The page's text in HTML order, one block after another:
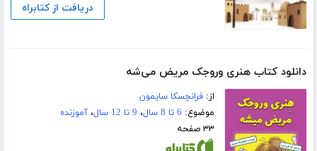
دریافت از کتابراه
دانلود کتاب هنری وروجک مریض می‌شه
از:فرانچسکا سایمون
موضوع: 6 تا 8 سال ، 9 تا 12 سال ،آموزنده
۳۳ صفحه